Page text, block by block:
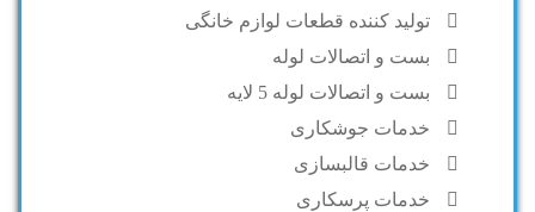
تولید کننده قطعات لوازم خانگی
بست و اتصالات لوله
بست و اتصالات لوله 5 لایه
خدمات جوشکاری
خدمات قالبسازی
خدمات پرسکاری